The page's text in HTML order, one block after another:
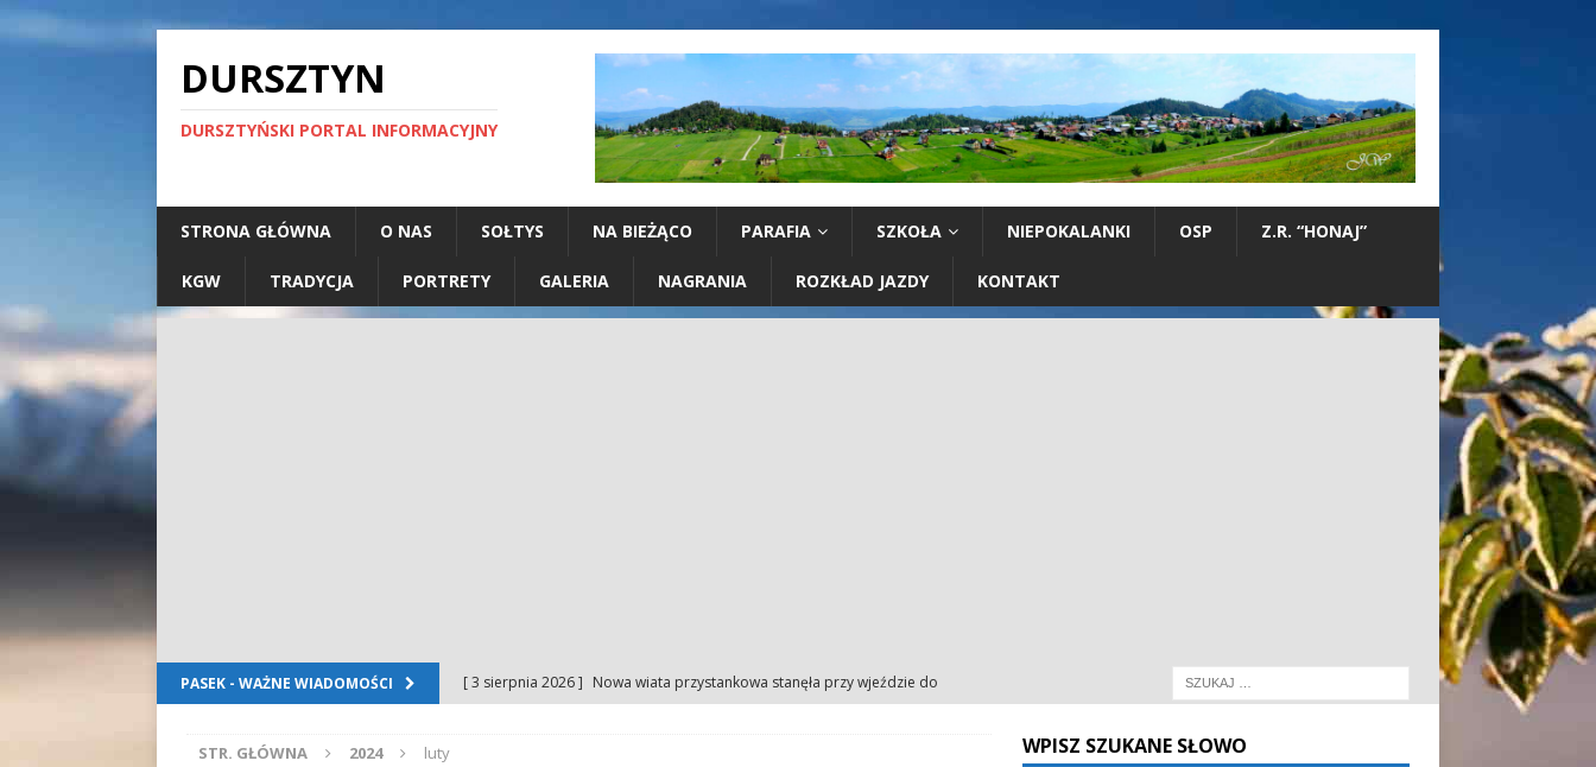
DURSZTYN
DURSZTYŃSKI PORTAL INFORMACYJNY
STRONA GŁÓWNA O NAS SOŁTYS NA BIEŻĄCO PARAFIA SZKOŁA NIEPOKALANKI OSP Z.R. “HONAJ”
KGW TRADYCJA PORTRETY GALERIA NAGRANIA ROZKŁAD JAZDY KONTAKT
PASEK - WAŻNE WIADOMOŚCI [ 3 sierpnia 2026 ] Nowa wiata przystankowa stanęła przy wjeździe do
STR. GŁÓWNA 2024 luty WPISZ SZUKANE SŁOWO